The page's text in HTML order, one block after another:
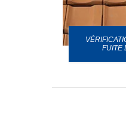
FUITE